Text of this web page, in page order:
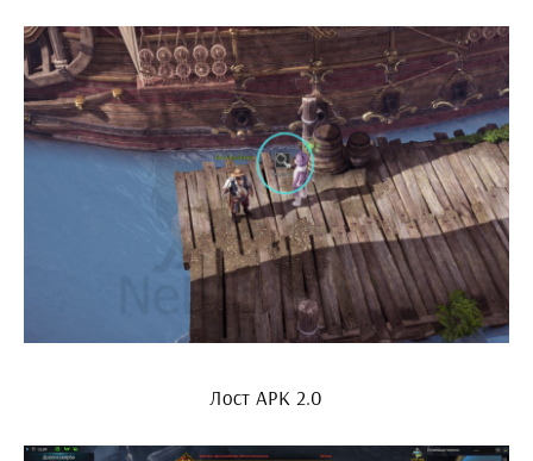
Лост АРК 2.0